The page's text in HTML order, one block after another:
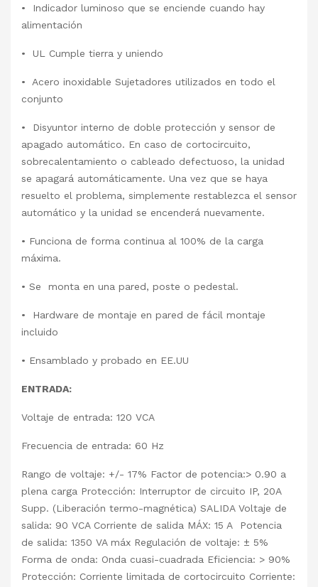
• Indicador luminoso que se enciende cuando hay
alimentación
• UL Cumple tierra y uniendo
• Acero inoxidable Sujetadores utilizados en todo el
conjunto
• Disyuntor interno de doble protección y sensor de
apagado automático. En caso de cortocircuito,
sobrecalentamiento o cableado defectuoso, la unidad
se apagará automáticamente. Una vez que se haya
resuelto el problema, simplemente restablezca el sensor
automático y la unidad se encenderá nuevamente.
• Funciona de forma continua al 100% de la carga
máxima.
• Se monta en una pared, poste o pedestal.
• Hardware de montaje en pared de fácil montaje
incluido
• Ensamblado y probado en EE.UU
ENTRADA:
Voltaje de entrada: 120 VCA
Frecuencia de entrada: 60 Hz
Rango de voltaje: +/- 17% Factor de potencia:> 0.90 a
plena carga Protección: Interruptor de circuito IP, 20A
Supp. (Liberación termo-magnética) SALIDA Voltaje de
salida: 90 VCA Corriente de salida MÁX: 15 A Potencia
de salida: 1350 VA máx Regulación de voltaje: ± 5%
Forma de onda: Onda cuasi-cuadrada Eficiencia: > 90%
Protección: Corriente limitada de cortocircuito Corriente: